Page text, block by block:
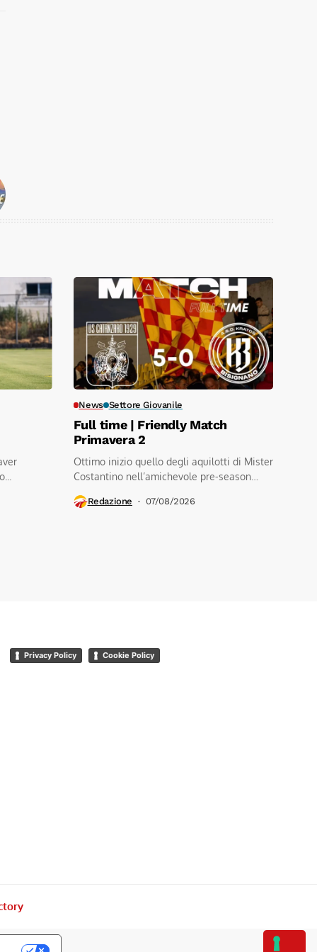
News Settore Giovanile
Full time | Friendly Match
Primavera 2
Ottimo inizio quello degli aquilotti di Mister
Costantino nell’amichevole pre-season
Redazione 07/08/2026
Privacy Policy Cookie Policy